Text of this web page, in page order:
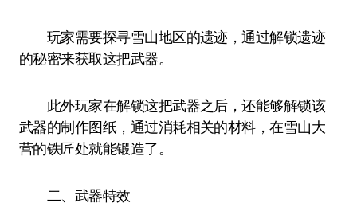
玩家需要探寻雪山地区的遗迹，通过解锁遗迹
的秘密来获取这把武器。
此外玩家在解锁这把武器之后，还能够解锁该
武器的制作图纸，通过消耗相关的材料，在雪山大
营的铁匠处就能锻造了。
二、武器特效